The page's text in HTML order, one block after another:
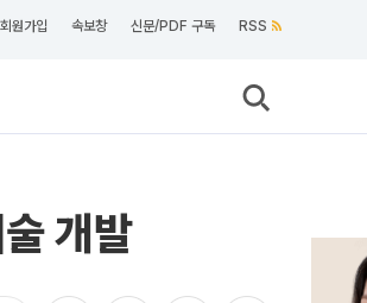
회원가입 속보창 신문/PDF 구독 RSS
개발